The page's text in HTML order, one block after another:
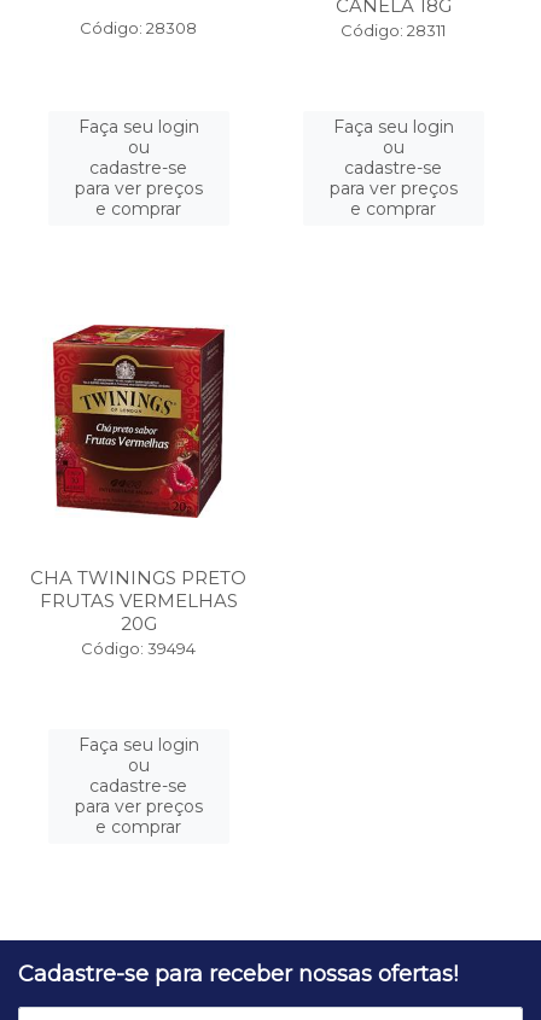
Código: 28308
Faça seu login
ou
cadastre-se
para ver preços
e comprar
CANELA 18G
Código: 28311
Faça seu login
ou
cadastre-se
para ver preços
e comprar
CHA TWININGS PRETO
FRUTAS VERMELHAS
20G
Código: 39494
Faça seu login
ou
cadastre-se
para ver preços
e comprar
Cadastre-se para receber nossas ofertas!